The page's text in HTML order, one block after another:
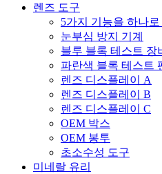
렌즈 도구
5가지 기능을 하나로
눈부심 방지 기계
블루 블록 테스트 장
파란색 블록 테스트
렌즈 디스플레이 A
렌즈 디스플레이 B
렌즈 디스플레이 C
OEM 박스
OEM 봉투
초소수성 도구
미네랄 유리